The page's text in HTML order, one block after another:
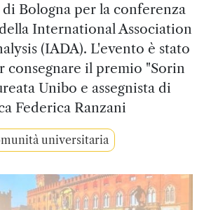
di Bologna per la conferenza
International Association
(IADA). L'evento è stato
consegnare il premio "Sorin
Unibo e assegnista di
Federica Ranzani
universitaria